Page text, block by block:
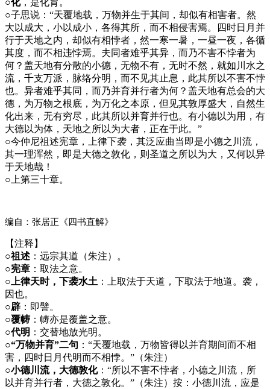
○子思说：“天覆地载，万物并生于其间，却似有相害者。然
大以成大，小以成小，各得其所，而不相侵害焉。四时日月并
行于天地之内，却似有相悖者，然一寒一暑，一昼一夜，各循
其度，而不相违悖焉。夫同者难乎其异，而乃不害不悖者为
何？盖天地有分散的小德，无物不有，无时不然，就如川水之
流，千支万派，脉络分明，而不见其止息，此其所以不害不悖
也。异者难乎其同，而乃并育并行者为何？盖天地有总会的大
德，为万物之根底，为万化之本原，但见其敦厚盛大，自然生
化出来，无有穷尽，此其所以并育并行也。有小德以为用，有
大德以为体，天地之所以为大者，正在于此。”
○今仲尼祖述宪章，上律下袭，其泛应曲当即是小德之川流，
其一理浑然，即是大德之敦化，则圣道之所以为大，又何以异
于天地哉！
○ 上第三十章。
编自：张居正《四书直解》
【注释】
○祖述 ：远宗其道（朱注）。
○宪章 ：取法之意。
○上律天时，下袭水土 ：上取法于天道，下取法于地道。袭，
因也。
○辟 ：即譬。
○覆帱：帱亦是覆盖之意。
○代明 ：交替地放光明。
○“万物并育”二句 ：“天覆地载，万物皆得以并育期间而不相
害，四时日月代明而不相悖。”（朱注）
○小德川流，大德敦化：“所以不害不悖者，小德之川流，所
以并育并行者，大德之敦化。”（朱注）按：小德川流，应是